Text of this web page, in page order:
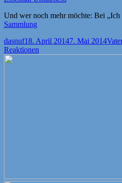
Und wer noch mehr möchte: Bei
Sammlung
Autor
dasnufVeröffentlicht
am
18. April 20147. Mai 2014
Reaktionen